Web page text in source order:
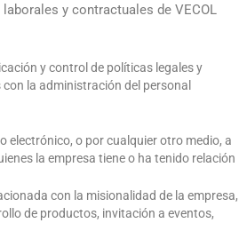
y contractuales de VECOL
y control de políticas legales y
la administración del personal
electrónico, o por cualquier otro medio, a
la empresa tiene o ha tenido relación
con la misionalidad de la empresa,
de productos, invitación a eventos,